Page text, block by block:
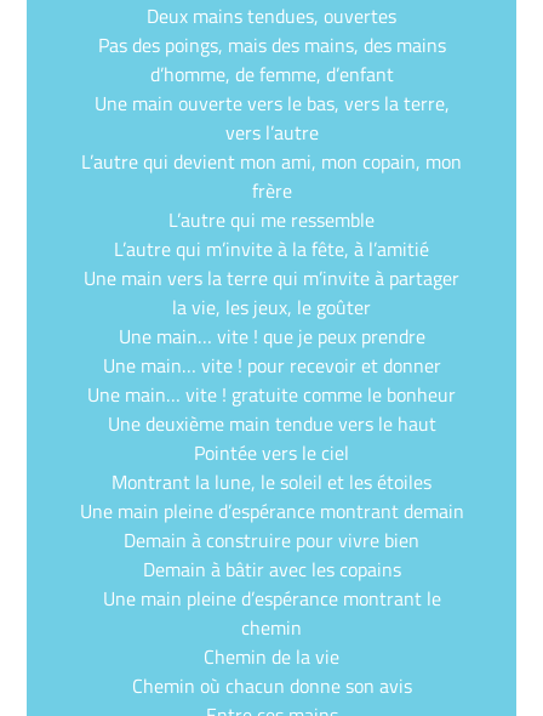
Deux mains tendues, ouvertes
Pas des poings, mais des mains, des mains
d’homme, de femme, d’enfant
Une main ouverte vers le bas, vers la terre,
vers l’autre
L’autre qui devient mon ami, mon copain, mon
frère
L’autre qui me ressemble
L’autre qui m’invite à la fête, à l’amitié
Une main vers la terre qui m’invite à partager
la vie, les jeux, le goûter
Une main… vite ! que je peux prendre
Une main… vite ! pour recevoir et donner
Une main… vite ! gratuite comme le bonheur
Une deuxième main tendue vers le haut
Pointée vers le ciel
Montrant la lune, le soleil et les étoiles
Une main pleine d’espérance montrant demain
Demain à construire pour vivre bien
Demain à bâtir avec les copains
Une main pleine d’espérance montrant le
chemin
Chemin de la vie
Chemin où chacun donne son avis